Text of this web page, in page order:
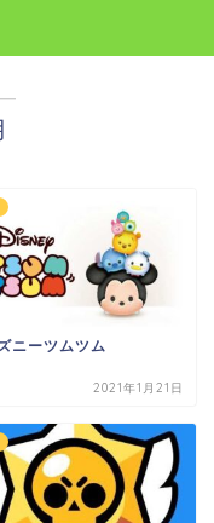
―
ニーツムツム
2021年1月21日